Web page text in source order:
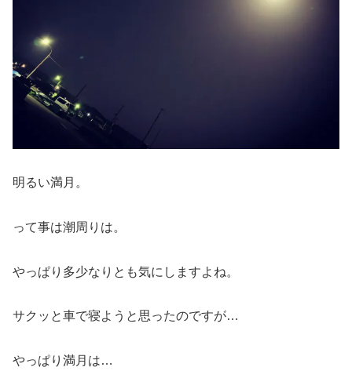
明るい満月。
って事は潮周りは。
やっぱり多少なりとも気にしますよね。
サクッと車で寝ようと思ったのですが…
やっぱり満月は…